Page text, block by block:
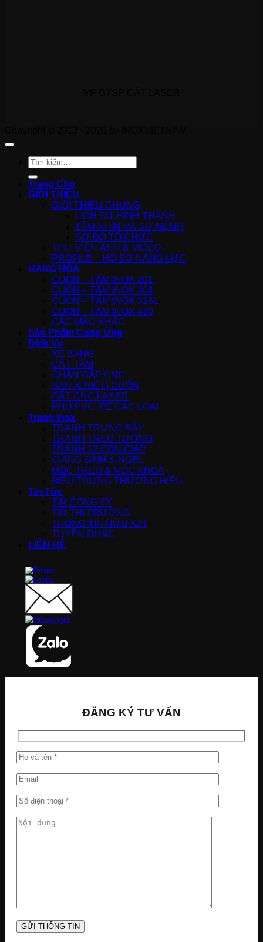
Tìm
kiếm:
Trang Chủ
GIỚI THIỆU
GIỚI THIỆU CHUNG
LỊCH SỬ HÌNH THÀNH
TẦM NHÌN VÀ SỨ MỆNH
SƠ ĐỒ TỔ CHỨC
THƯ VIỆN ẢNH & VIDEO
PROFILE – HỒ SƠ NĂNG LỰC
HÀNG HÓA
CUỘN – TẤM INOX 201
CUỘN – TẤM INOX 304
CUỘN – TẤM INOX 316L
CUỘN – TẤM INOX 430
CÁC MÁC KHÁC
Sản Phẩm Cung Ứng
Dịch Vụ
XẺ BĂNG
CẮT TẤM
CHẤN GẤP CNC
SAN (CHIẾT) CUỘN
CẮT CNC LASER
PHỦ PVC, PE CÁC LOẠI
Tranh Inox
TRANH TRƯNG BÀY
TRANH TREO TƯỜNG
TRANH 12 CON GIÁP
GIÁNG SINH & NOEL
MÓC TREO & MÓC KHÓA
BIỂU TRƯNG THƯƠNG HIỆU
Tin Tức
TIN CÔNG TY
TIN THỊ TRƯỜNG
THÔNG TIN HỮU ÍCH
TUYỂN DỤNG
LIÊN HỆ
ĐĂNG KÝ TƯ VẤN